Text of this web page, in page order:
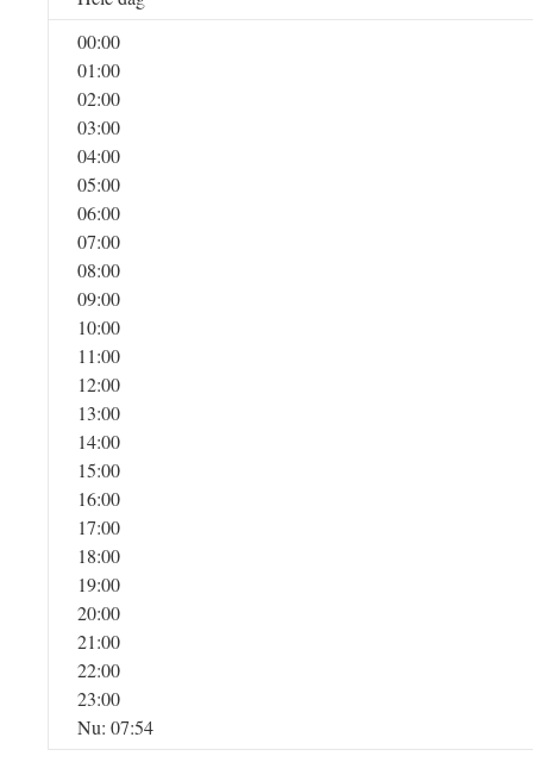
00:00
01:00
02:00
03:00
04:00
05:00
06:00
07:00
08:00
09:00
10:00
11:00
12:00
13:00
14:00
15:00
16:00
17:00
18:00
19:00
20:00
21:00
22:00
23:00
Nu: 07:54